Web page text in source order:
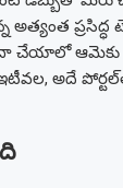
ప్రసిద్ధ
చేయాలో ఆమెకు
అదే